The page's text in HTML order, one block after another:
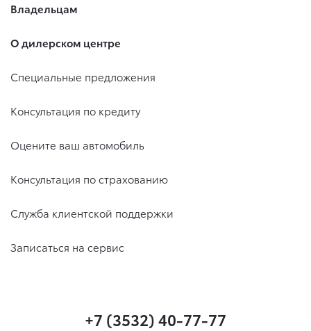
Владельцам
О дилерском центре
Специальные предложения
Консультация по кредиту
Оцените ваш автомобиль
Консультация по страхованию
Служба клиентской поддержки
Записаться на сервис
+7 (3532) 40-77-77